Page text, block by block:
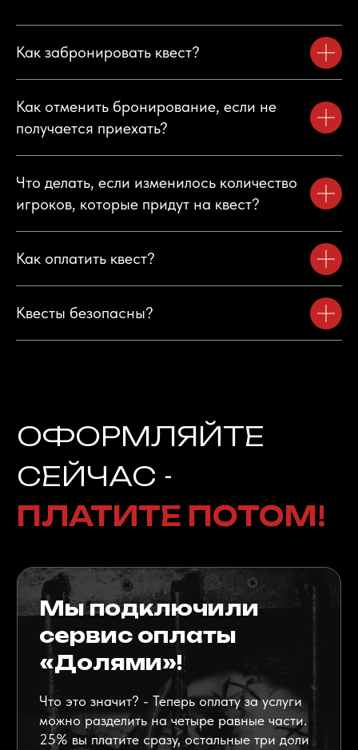
Как забронировать квест?
Как отменить бронирование, если не
получается приехать?
Что делать, если изменилось количество
игроков, которые придут на квест?
Как оплатить квест?
Квесты безопасны?
Политика конфиденциальности